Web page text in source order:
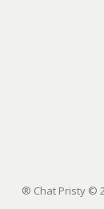
® Chat Pristy ©